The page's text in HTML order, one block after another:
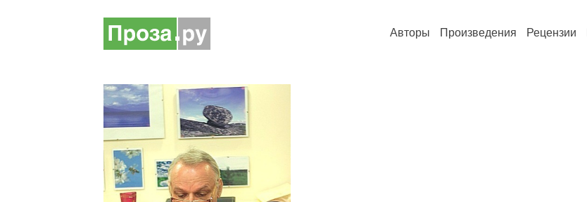
Авторы Произведения Рецензии